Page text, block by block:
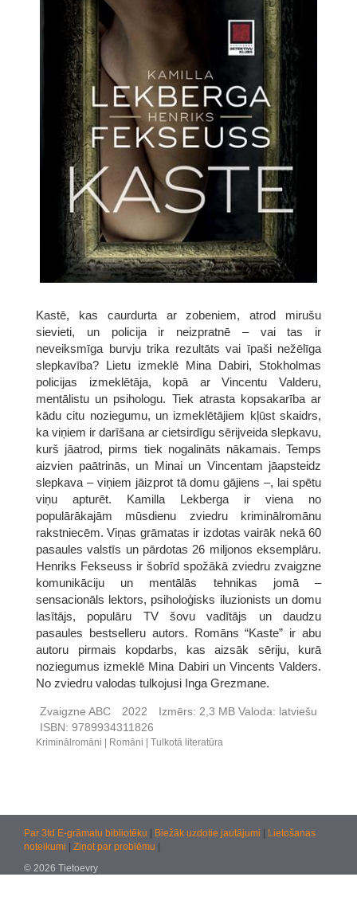
Kastē, kas caurdurta ar zobeniem, atrod mirušu
sievieti, un policija ir neizpratnē – vai tas ir
neveiksmīga burvju trika rezultāts vai īpaši nežēlīga
slepkavība? Lietu izmeklē Mina Dabiri, Stokholmas
policijas izmeklētāja, kopā ar Vincentu Valderu,
mentālistu un psihologu. Tiek atrasta kopsakarība ar
kādu citu noziegumu, un izmeklētājiem kļūst skaidrs,
ka viņiem ir darīšana ar cietsirdīgu sērijveida slepkavu,
kurš jāatrod, pirms tiek nogalināts nākamais. Temps
aizvien paātrinās, un Minai un Vincentam jāapsteidz
slepkava – viņiem jāizprot tā domu gājiens –, lai spētu
viņu apturēt. Kamilla Lekberga ir viena no
populārākajām mūsdienu zviedru kriminālromānu
rakstniecēm. Viņas grāmatas ir izdotas vairāk nekā 60
pasaules valstīs un pārdotas 26 miljonos eksemplāru.
Henriks Fekseuss ir šobrīd spožākā zviedru zvaigzne
komunikāciju un mentālās tehnikas jomā –
sensacionāls lektors, psiholoģisks iluzionists un domu
lasītājs, populāru TV šovu vadītājs un daudzu
pasaules bestselleru autors. Romāns “Kaste” ir abu
autoru pirmais kopdarbs, kas aizsāk sēriju, kurā
noziegumus izmeklē Mina Dabiri un Vincents Valders.
No zviedru valodas tulkojusi Inga Grezmane.
Zvaigzne ABC 2022 Izmērs: 2,3 MB Valoda: latviešu
ISBN: 9789934311826
Kriminālromāni Romāni Tulkotā literatūra
Par 3td E-grāmatu bibliotēku Biežāk uzdotie jautājumi
Lietošanas
noteikumi
Ziņot par problēmu
© 2026 Tietoevry